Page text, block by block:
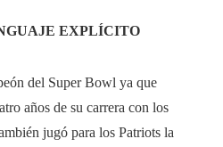
EXPLÍCITO
del Super Bowl ya que
años de su carrera con los
jugó para los Patriots la